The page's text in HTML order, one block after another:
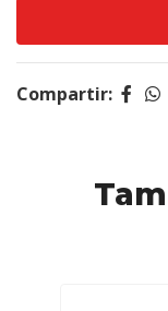
Compartir: